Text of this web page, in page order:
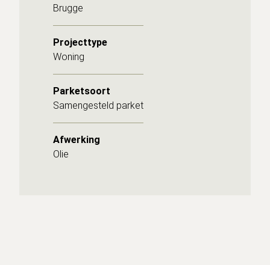
Brugge
Projecttype
Woning
Parketsoort
Samengesteld parket
Afwerking
Olie